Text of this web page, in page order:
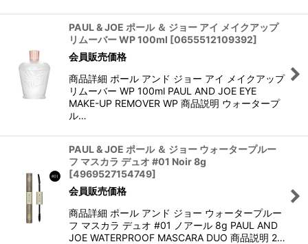
PAUL & JOE ポール ＆ ジョー アイ メイクアップ
リムーバー WP 100ml [0655512109392]
会員販売価格
商品詳細 ポール アンド ジョー アイ メイクアップ
リムーバー WP 100ml PAUL AND JOE EYE
MAKE-UP REMOVER WP 商品説明 ウォータープ
ル…
PAUL & JOE ポール ＆ ジョー ウォータープルー
フ マスカラ デュオ #01 Noir 8g
[4969527154749]
会員販売価格
商品詳細 ポール アンド ジョー ウォータープルー
フ マスカラ デュオ #01 ノアール 8g PAUL AND
JOE WATERPROOF MASCARA DUO 商品説明 2…